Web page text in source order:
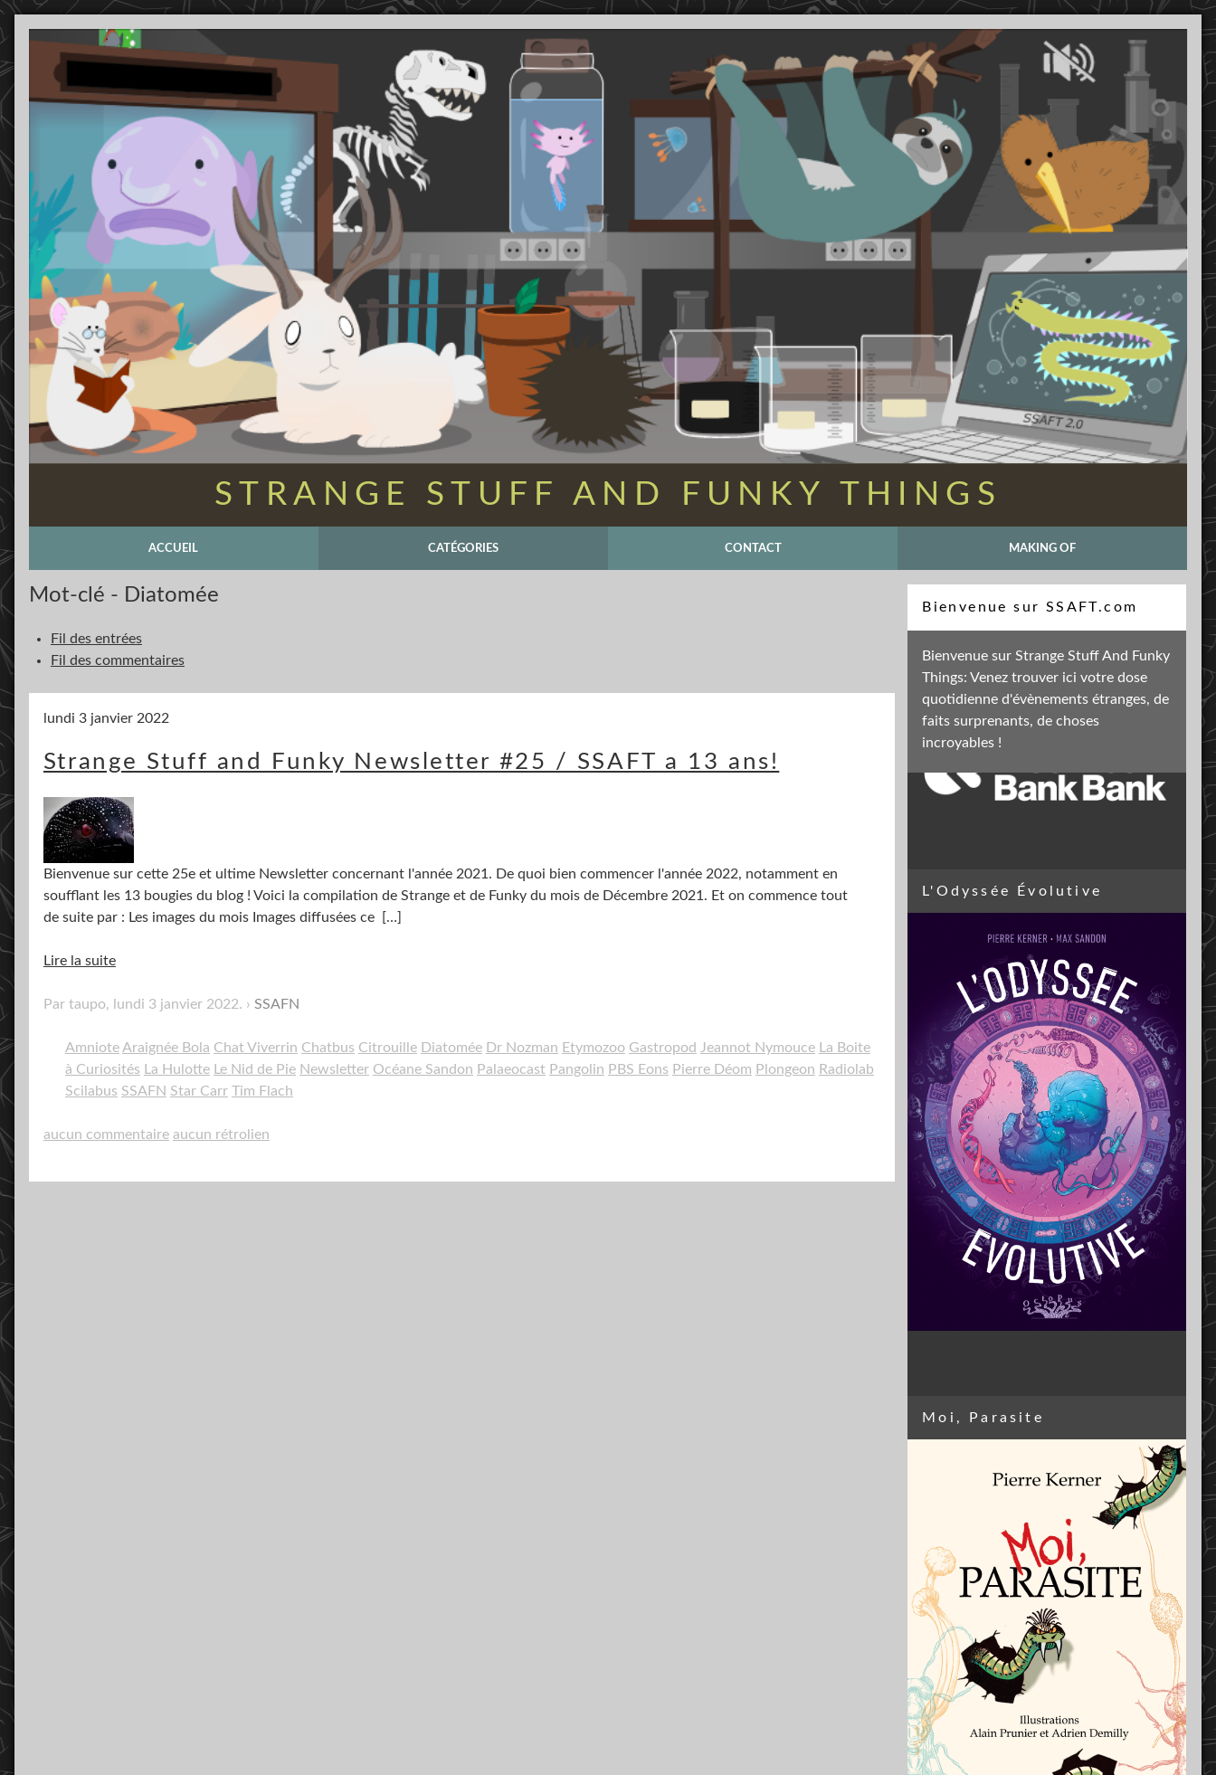
STRANGE STUFF AND FUNKY THINGS
ACCUEIL CATÉGORIES CONTACT MAKING OF
Mot-clé - Diatomée
Fil des entrées
Fil des commentaires
lundi 3 janvier 2022
Strange Stuff and Funky Newsletter #25 / SSAFT a 13 ans!
Bienvenue sur cette 25e et ultime Newsletter concernant l'année 2021. De quoi bien commencer l'année 2022, notamment en
soufflant les 13 bougies du blog ! Voici la compilation de Strange et de Funky du mois de Décembre 2021. Et on commence tout
de suite par : Les images du mois Images diffusées ce
[…]
Lire la suite
Par taupo, lundi 3 janvier 2022. SSAFN
Amniote Araignée Bola Chat Viverrin Chatbus Citrouille Diatomée Dr Nozman Etymozoo Gastropod Jeannot Nymouce La Boite
à Curiosités La Hulotte Le Nid de Pie Newsletter Océane Sandon Palaeocast Pangolin PBS Eons Pierre Déom Plongeon Radiolab
Scilabus SSAFN Star Carr Tim Flach
aucun commentaire aucun rétrolien
Bienvenue sur SSAFT.com
Bienvenue sur Strange Stuff And Funky
Things: Venez trouver ici votre dose
quotidienne d'évènements étranges, de
faits surprenants, de choses
incroyables !
Recherche
Soutenez mon activité
L'Odyssée Évolutive
Moi, Parasite